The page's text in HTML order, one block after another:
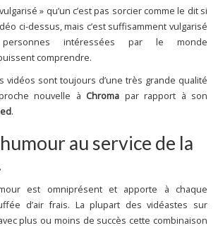
» qu’un c’est pas sorcier comme le dit si
ci-dessus, mais c’est suffisamment vulgarisé
intéressées par le monde
comprendre.
vidéos sont toujours d’une très grande qualité
nouvelle à Chroma par rapport à son
.
au service de la
est omniprésent et apporte à chaque
d’air frais. La plupart des vidéastes sur
plus ou moins de succès cette combinaison